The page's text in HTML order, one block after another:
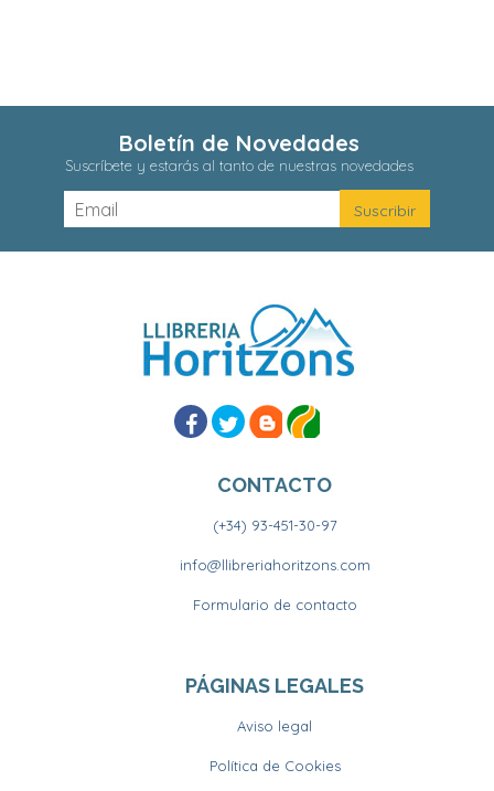
Boletín de Novedades
Suscríbete y estarás al tanto de nuestras novedades
CONTACTO
(+34) 93-451-30-97
info@llibreriahoritzons.com
Formulario de contacto
PÁGINAS LEGALES
Aviso legal
Política de Cookies